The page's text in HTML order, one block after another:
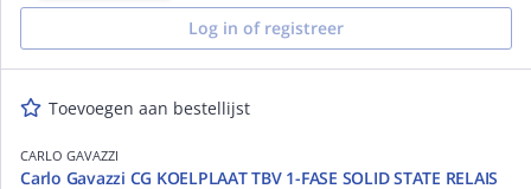
Log in of registreer
Toevoegen aan bestellijst
CARLO GAVAZZI
Carlo Gavazzi CG KOELPLAAT TBV 1-FASE SOLID STATE RELAIS